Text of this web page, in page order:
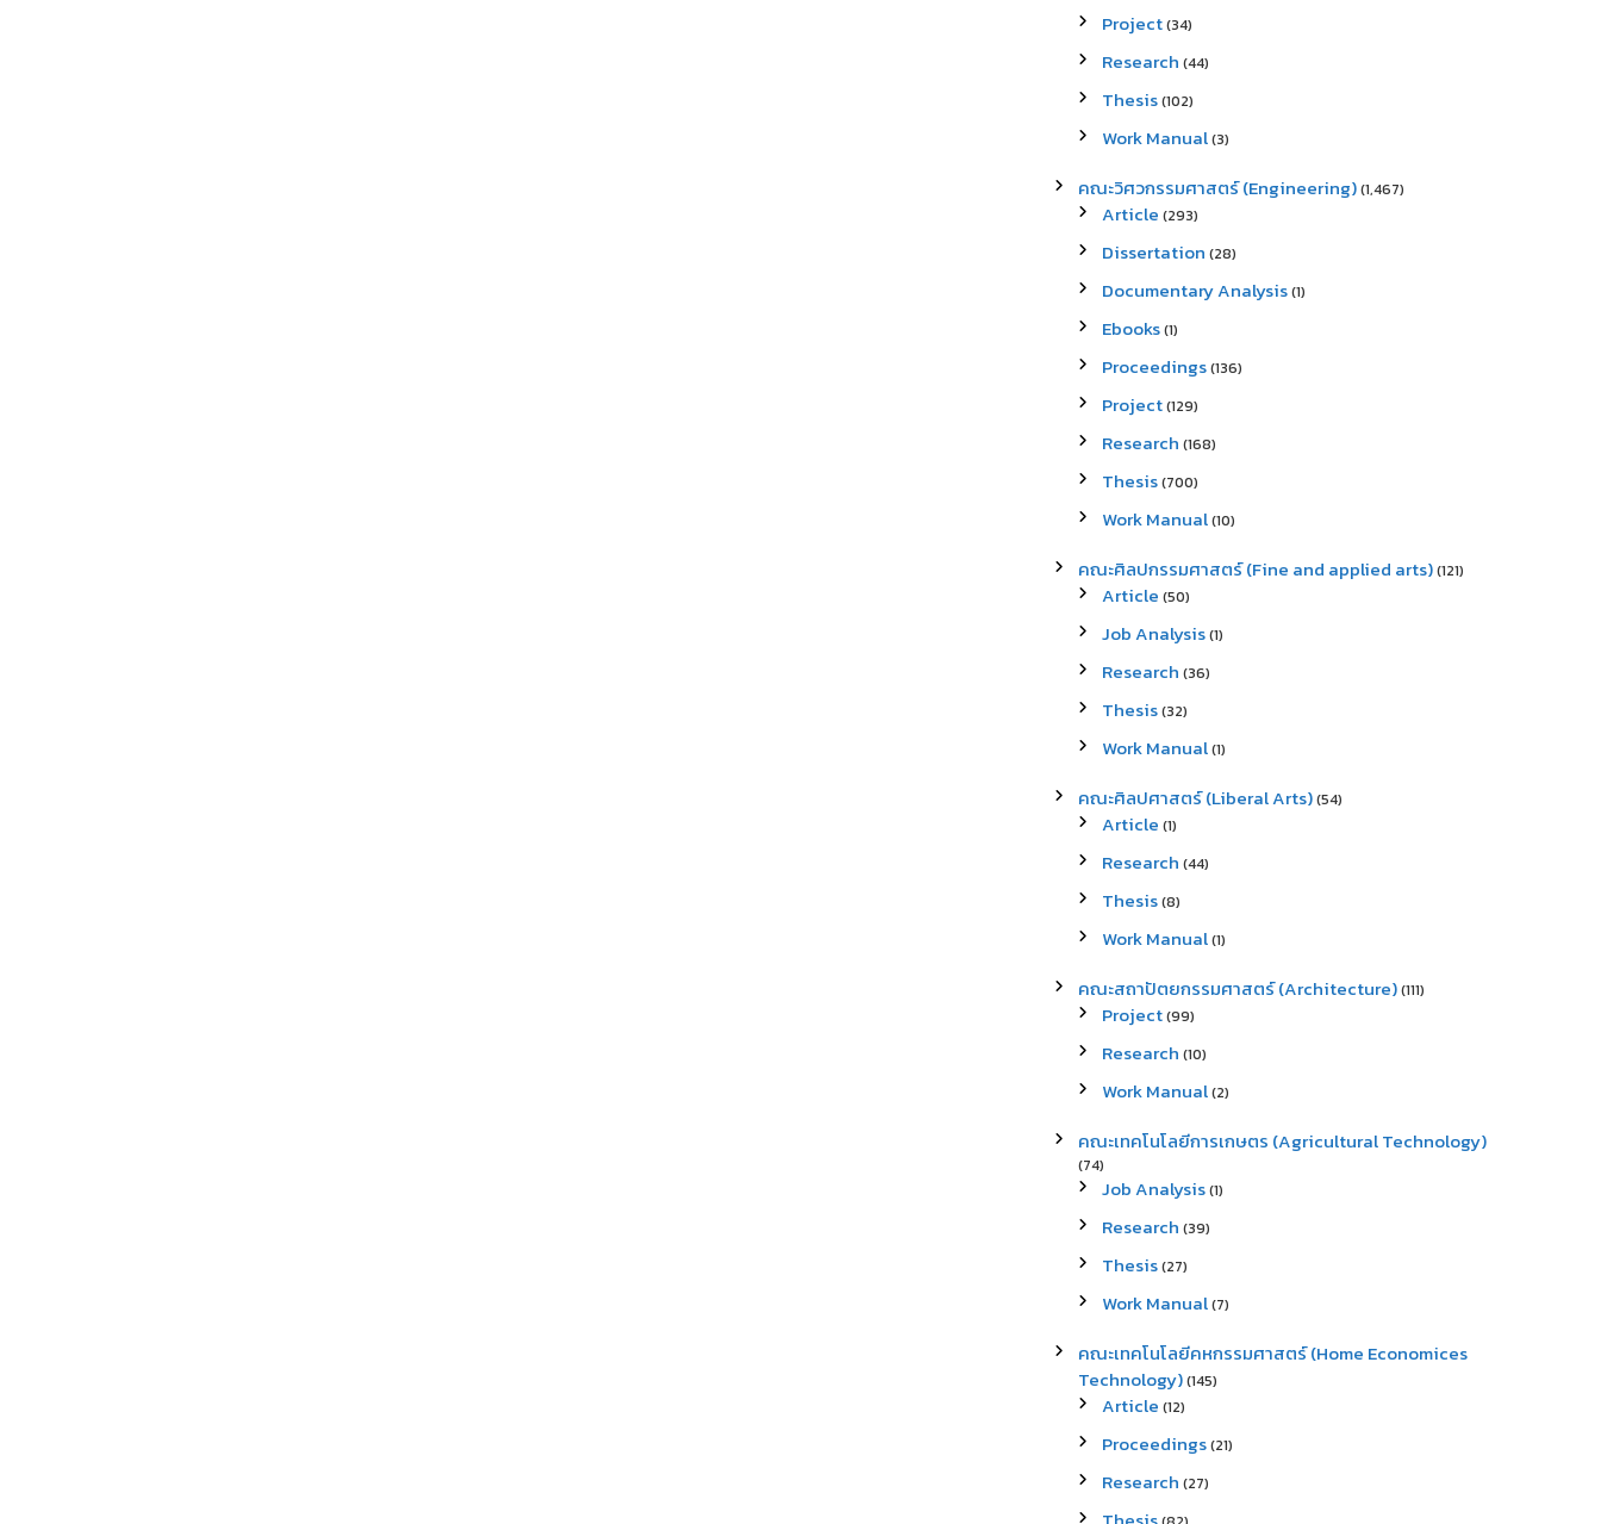
Project(34)
Research (44)
Thesis(102)
Work Manual(3)
คณะวิศวกรรมศาสตร์ (Engineering)(1,467)
Article (293)
Dissertation (28)
Documentary Analysis(1)
Ebooks(1)
Proceedings(136)
Project(129)
Research (168)
Thesis(700)
Work Manual(10)
คณะศิลปกรรมศาสตร์ (Fine and applied arts)(121)
Article (50)
Job Analysis(1)
Research (36)
Thesis(32)
Work Manual(1)
คณะศิลปศาสตร์ (Liberal Arts)(54)
Article (1)
Research (44)
Thesis(8)
Work Manual(1)
คณะสถาปัตยกรรมศาสตร์ (Architecture)(111)
Project(99)
Research (10)
Work Manual(2)
คณะเทคโนโลยีการเกษตร (Agricultural Technology)
(74)
Job Analysis(1)
Research (39)
Thesis(27)
Work Manual(7)
คณะเทคโนโลยีคหกรรมศาสตร์ (Home Economices
Technology)(145)
Article (12)
Proceedings(21)
Research (27)